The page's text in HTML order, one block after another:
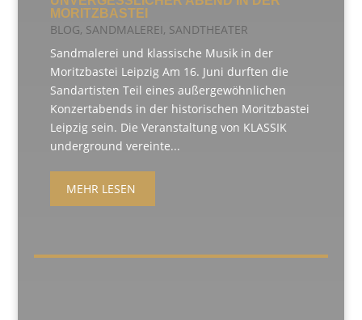
MORITZBASTEI
BLOG, SANDMALEREI, SANDTHEATER
Sandmalerei und klassische Musik in der
Moritzbastei Leipzig Am 16. Juni durften die
Sandartisten Teil eines außergewöhnlichen
Konzertabends in der historischen Moritzbastei
Leipzig sein. Die Veranstaltung von KLASSIK
underground vereinte...
MEHR LESEN